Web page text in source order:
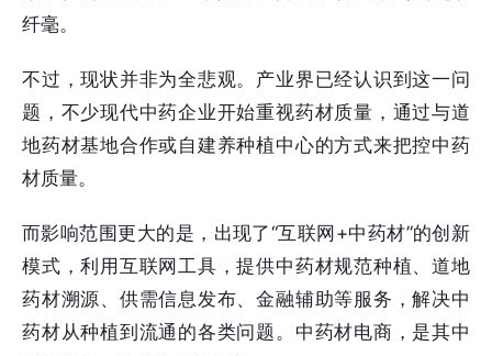
纤毫。
不过，现状并非为全悲观。产业界已经认识到这一问
题，不少现代中药企业开始重视药材质量，通过与道
地药材基地合作或自建养种植中心的方式来把控中药
材质量。
而影响范围更大的是，出现了“互联网+中药材”的创新
模式，利用互联网工具，提供中药材规范种植、道地
药材溯源、供需信息发布、金融辅助等服务，解决中
药材从种植到流通的各类问题。中药材电商，是其中